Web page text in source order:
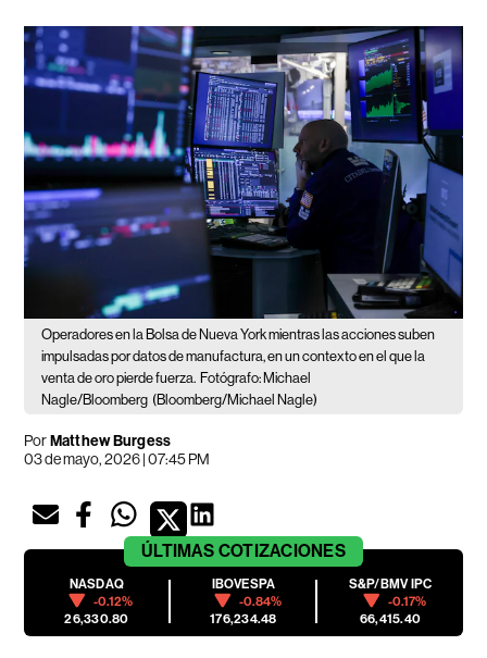
Operadores en la Bolsa de Nueva York mientras las acciones suben
impulsadas por datos de manufactura, en un contexto en el que la
venta de oro pierde fuerza. Fotógrafo: Michael
Nagle/Bloomberg (Bloomberg/Michael Nagle)
PorMatthew Burgess
03 de mayo, 2026 | 07:45 PM
ÚLTIMAS COTIZACIONES
NASDAQ
-0.12%
26,330.80
IBOVESPA
-0.84%
176,234.48
S&P/BMV IPC
-0.17%
66,415.40